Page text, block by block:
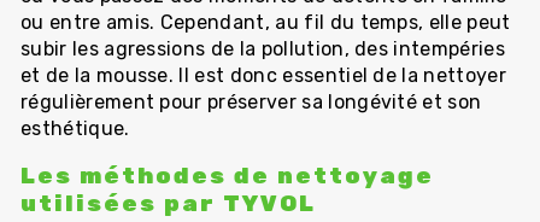
ou entre amis. Cependant, au fil du temps, elle peut
subir les agressions de la pollution, des intempéries
et de la mousse. Il est donc essentiel de la nettoyer
régulièrement pour préserver sa longévité et son
esthétique.
Les méthodes de nettoyage
utilisées par TYVOL